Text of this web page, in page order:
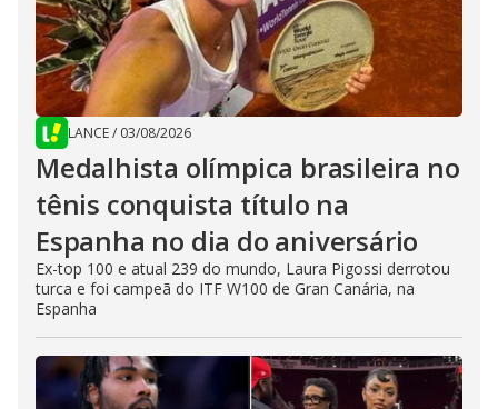
LANCE/ 03/08/2026
Medalhista olímpica brasileira no
tênis conquista título na
Espanha no dia do aniversário
Ex-top 100 e atual 239 do mundo, Laura Pigossi derrotou
turca e foi campeã do ITF W100 de Gran Canária, na
Espanha